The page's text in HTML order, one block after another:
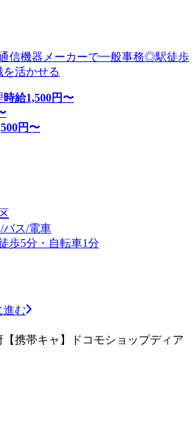
通信機器メーカーで一般事務◎駅徒歩
活かせる
時給1,500円〜
円〜
バス/電車
歩5分・自転車1分
進む
携帯キャ】ドコモショップディア